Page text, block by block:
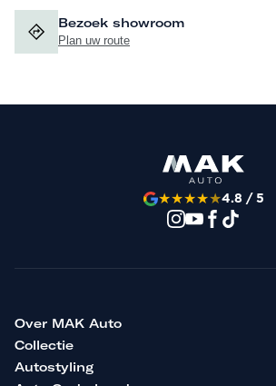
Bezoek showroom
Plan uw route
★★★★★4.8 / 5
Over MAK Auto
Collectie
Autostyling